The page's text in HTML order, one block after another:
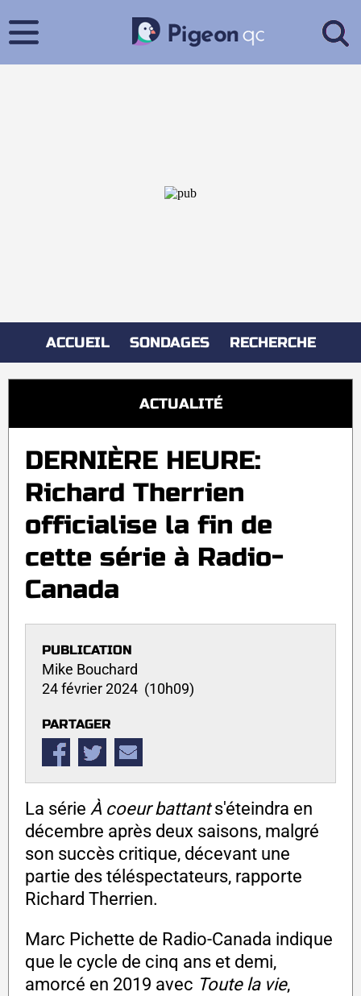
ACCUEIL SONDAGES RECHERCHE
ACTUALITÉ
DERNIÈRE HEURE:
Richard Therrien
officialise la fin de
cette série à Radio-
Canada
PUBLICATION
Mike Bouchard
24 février 2024 (10h09)
PARTAGER
La série À coeur battants'éteindra en
décembre après deux saisons, malgré
son succès critique, décevant une
partie des téléspectateurs, rapporte
Richard Therrien.
Marc Pichette de Radio-Canada indique
que le cycle de cinq ans et demi,
amorcé en 2019 avec Toute la vie,